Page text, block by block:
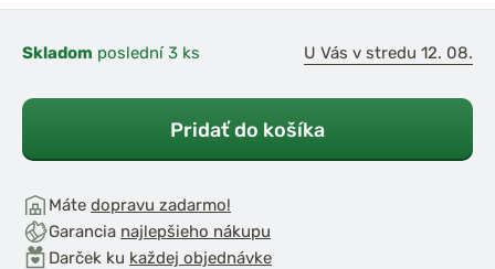
Skladom poslední 3 ks U Vás v stredu 12. 08.
Pridať do košíka
Máte dopravu zadarmo!
Garancia najlepšieho nákupu
Darček ku každej objednávke